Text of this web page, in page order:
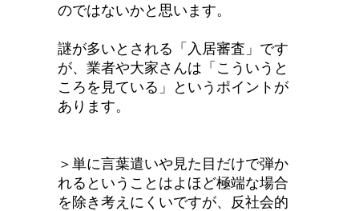
のではないかと思います。
謎が多いとされる「入居審査」です
が、業者や大家さんは「こういうと
ころを見ている」というポイントが
あります。
＞単に言葉遣いや見た目だけで弾か
れるということはよほど極端な場合
を除き考えにくいですが、反社会的